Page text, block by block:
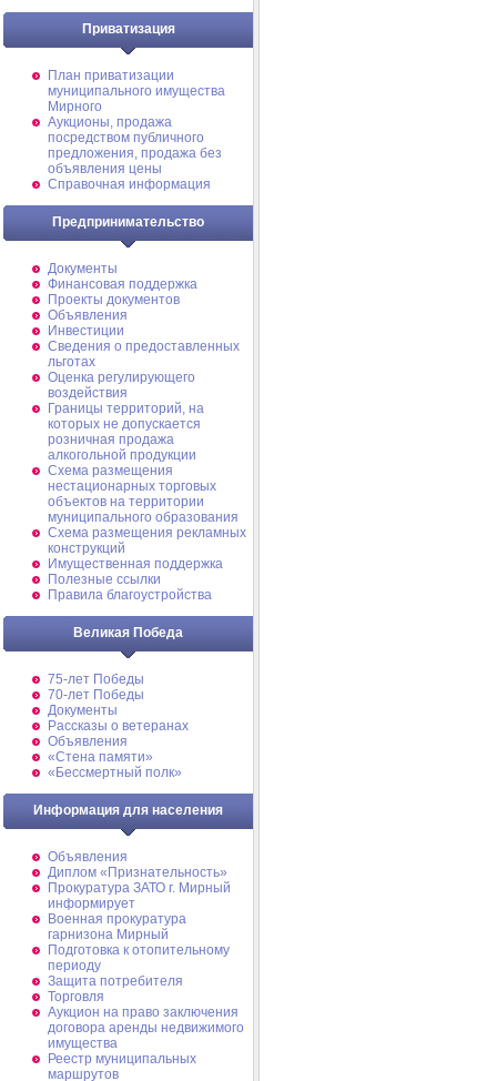
Приватизация
План приватизации
муниципального имущества
Мирного
Аукционы, продажа
посредством публичного
предложения, продажа без
объявления цены
Справочная информация
Предпринимательство
Документы
Финансовая поддержка
Проекты документов
Объявления
Инвестиции
Сведения о предоставленных
льготах
Оценка регулирующего
воздействия
Границы территорий, на
которых не допускается
розничная продажа
алкогольной продукции
Схема размещения
нестационарных торговых
объектов на территории
муниципального образования
Схема размещения рекламных
конструкций
Имущественная поддержка
Полезные ссылки
Правила благоустройства
Великая Победа
75-лет Победы
70-лет Победы
Документы
Рассказы о ветеранах
Объявления
«Стена памяти»
«Бессмертный полк»
Информация для населения
Объявления
Диплом «Признательность»
Прокуратура ЗАТО г. Мирный
информирует
Военная прокуратура
гарнизона Мирный
Подготовка к отопительному
периоду
Защита потребителя
Торговля
Аукцион на право заключения
договора аренды недвижимого
имущества
Реестр муниципальных
маршрутов